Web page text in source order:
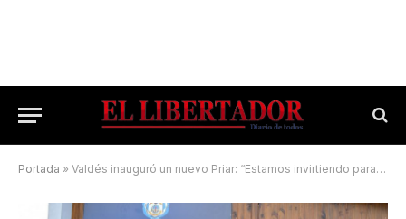
Portada » Valdés inauguró un nuevo Priar: “Estamos invirtiendo para que haya orden”